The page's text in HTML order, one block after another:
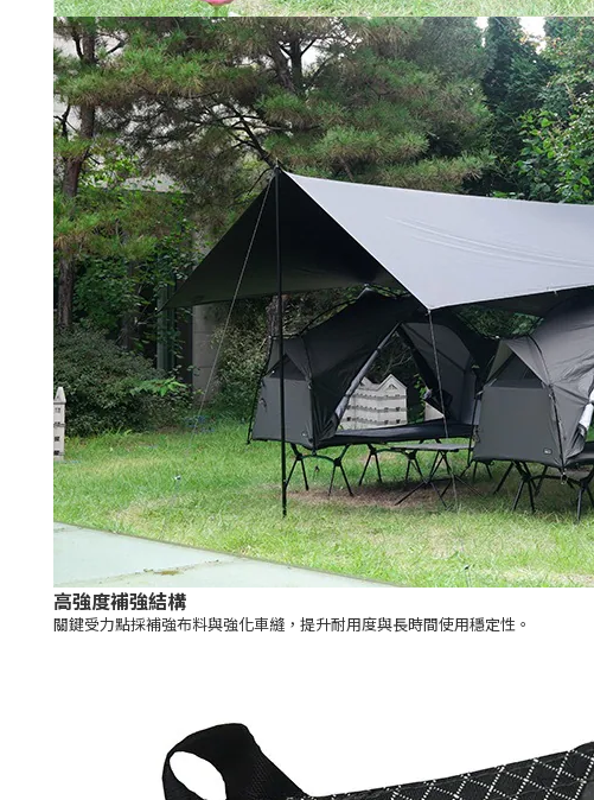
高強度補強結構
關鍵受力點採補強布料與強化車縫，提升耐用度與長時間使用穩定性。